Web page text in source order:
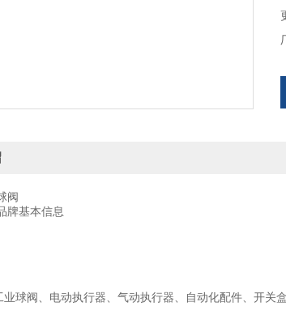
阀
牌基本信息
业球阀、电动执行器、气动执行器、自动化配件、开关